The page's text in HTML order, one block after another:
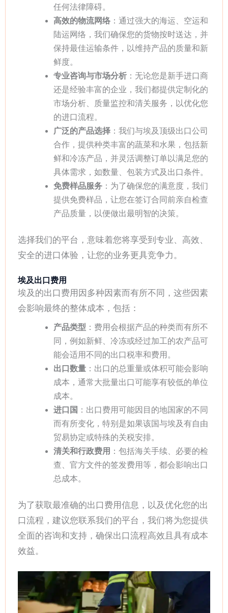
任何法律障碍。
高效的物流网络：通过强大的海运、空运和
陆运网络，我们确保您的货物按时送达，并
保持最佳运输条件，以维持产品的质量和新
鲜度。
专业咨询与市场分析：无论您是新手进口商
还是经验丰富的企业，我们都提供定制化的
市场分析、质量监控和清关服务，以优化您
的进口流程。
广泛的产品选择：我们与埃及顶级出口公司
合作，提供种类丰富的蔬菜和水果，包括新
鲜和冷冻产品，并灵活调整订单以满足您的
具体需求，如数量、包装方式及出口条件。
免费样品服务：为了确保您的满意度，我们
提供免费样品，让您在签订合同前亲自检查
产品质量，以便做出最明智的决策。
选择我们的平台，意味着您将享受到专业、高效、
安全的进口体验，让您的业务更具竞争力。
埃及出口费用
埃及的出口费用因多种因素而有所不同，这些因素
会影响最终的整体成本，包括：
产品类型 ：费用会根据产品的种类而有所不
同，例如新鲜、冷冻或经过加工的农产品可
能会适用不同的出口税率和费用。
出口数量：出口的总重量或体积可能会影响
成本，通常大批量出口可能享有较低的单位
成本。
进口国 ：出口费用可能因目的地国家的不同
而有所变化，特别是如果该国与埃及有自由
贸易协定或特殊的关税安排。
清关和行政费用 ：包括海关手续、必要的检
查、官方文件的签发费用等，都会影响出口
总成本。
为了获取最准确的出口费用信息，以及优化您的出
口流程，建议您联系我们的平台，我们将为您提供
全面的咨询和支持，确保出口流程高效且具有成本
效益。